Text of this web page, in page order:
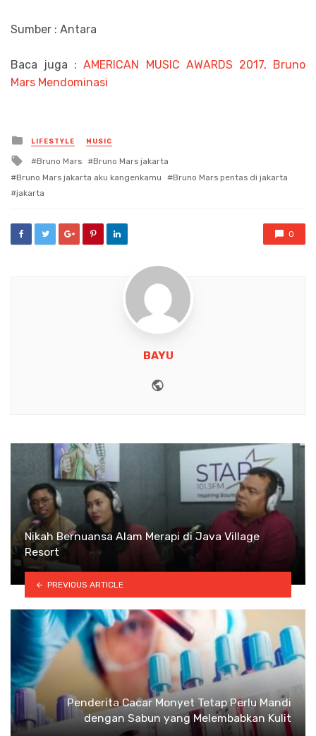
Sumber : Antara
Baca juga :AMERICAN MUSIC AWARDS 2017, Bruno
Mars Mendominasi
Posted
in
LIFESTYLE MUSIC
Tagged
with
Bruno Mars
Bruno Mars jakarta
Bruno Mars jakarta aku kangenkamu
Bruno Mars pentas di jakarta
jakarta
0
BAYU
Nikah Bernuansa Alam Merapi di Java Village
Resort
PREVIOUS ARTICLE
Penderita Cacar Monyet Tetap Perlu Mandi
dengan Sabun yang Melembabkan Kulit